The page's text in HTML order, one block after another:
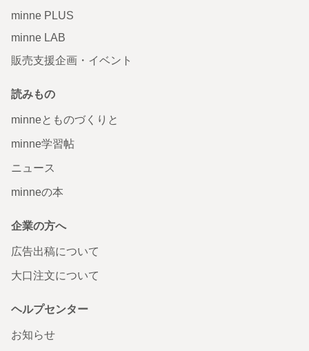
minne PLUS
minne LAB
販売支援企画・イベント
読みもの
minneとものづくりと
minne学習帖
ニュース
minneの本
企業の方へ
広告出稿について
大口注文について
ヘルプセンター
お知らせ